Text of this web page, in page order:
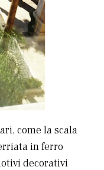
come la scala
in ferro
decorativi